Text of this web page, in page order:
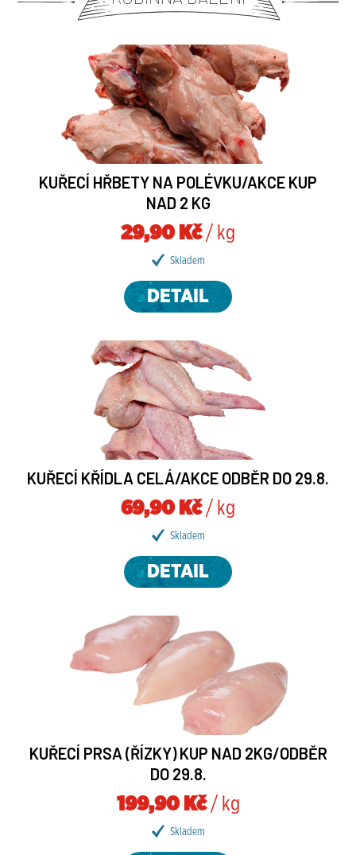
KUŘECÍ HŘBETY NA POLÉVKU/AKCE KUP
NAD 2 KG
29,90 Kč/ kg
Skladem
DETAIL
KUŘECÍ KŘÍDLA CELÁ/AKCE ODBĚR DO 29.8.
69,90 Kč/ kg
Skladem
DETAIL
KUŘECÍ PRSA (ŘÍZKY) KUP NAD 2KG/ODBĚR
DO 29.8.
199,90 Kč/ kg
Skladem